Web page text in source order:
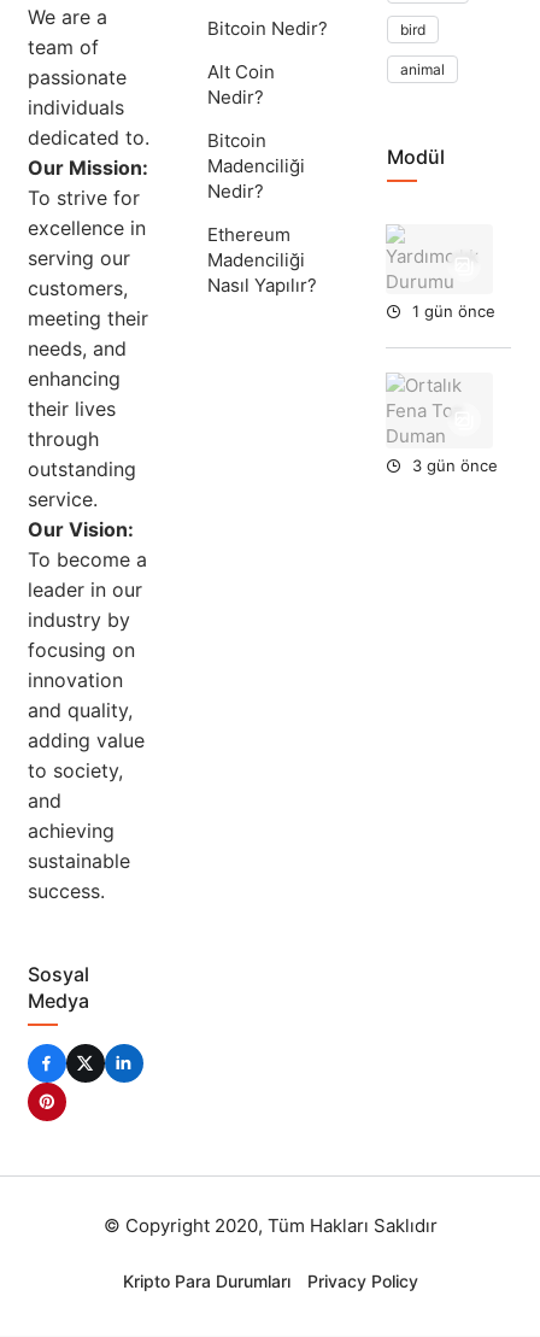
We are a
team of
passionate
individuals
dedicated to.
Our Mission:
To strive for
excellence in
serving our
customers,
meeting their
needs, and
enhancing
their lives
through
outstanding
service.
Our Vision:
To become a
leader in our
industry by
focusing on
innovation
and quality,
adding value
to society,
and
achieving
sustainable
success.
Sosyal
Medya
Bitcoin Nedir?
Alt Coin
Nedir?
Bitcoin
Madenciliği
Nedir?
Ethereum
Madenciliği
Nasıl Yapılır?
bird
animal
Modül
1 gün önce
3 gün önce
© Copyright 2020, Tüm Hakları Saklıdır
Kripto Para Durumları Privacy Policy